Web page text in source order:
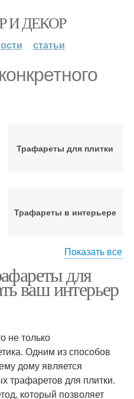
И ДЕКОР
статьи
Трафареты для плитки
Трафареты в интерьере
создания
Трафареты при укладке
Показать все
для
ваш интерьер
не только
Одним из способов
дому является
трафаретов для плитки.
который позволяет